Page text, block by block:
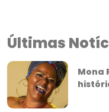
Últimas
Mona